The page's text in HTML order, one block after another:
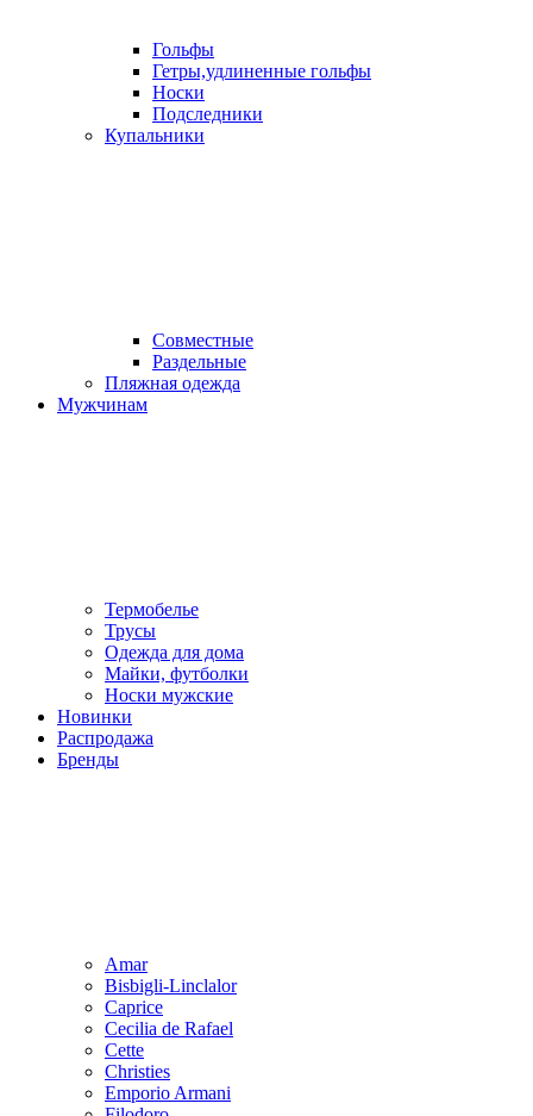
Гольфы
Гетры,удлиненные гольфы
Носки
Подследники
Купальники
Совместные
Раздельные
Пляжная одежда
Мужчинам
Термобелье
Трусы
Одежда для дома
Майки, футболки
Носки мужские
Новинки
Распродажа
Бренды
Amar
Bisbigli-Linclalor
Caprice
Cecilia de Rafael
Cette
Christies
Emporio Armani